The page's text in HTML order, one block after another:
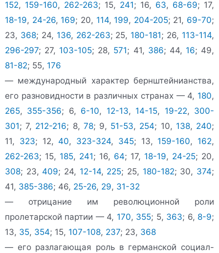
152, 159-160, 262-263; 15, 241; 16, 63, 68-69; 17,
18-19, 24-26, 169; 20, 114, 199, 204-205; 21, 69-70;
23, 368; 24, 136, 262-263; 25, 180-181; 26, 113-114,
296-297; 27, 103-105; 28, 571; 41, 386; 44, 16; 49,
81-82; 55, 176
— международный характер бернштейнианства,
его разновидности в различных странах — 4, 180,
265, 355-356; 6, 6-10, 12-13, 14-15, 19-22, 300-
301; 7, 212-216; 8, 78; 9, 51-53, 254; 10, 138, 240;
11, 323; 12, 40, 323-324, 345; 13, 159-160, 162,
262-263; 15, 185, 241; 16, 64; 17, 18-19, 24-25; 20,
308; 23, 409; 24, 12-14, 225; 25, 180-182; 30, 374;
41, 385-386; 46, 25-26, 29, 31-32
— отрицание им революционной роли
пролетарской партии — 4, 170, 355; 5, 363; 6, 8-9;
13, 35, 354; 15, 107-108, 237; 23, 368
— его разлагающая роль в германской социал-